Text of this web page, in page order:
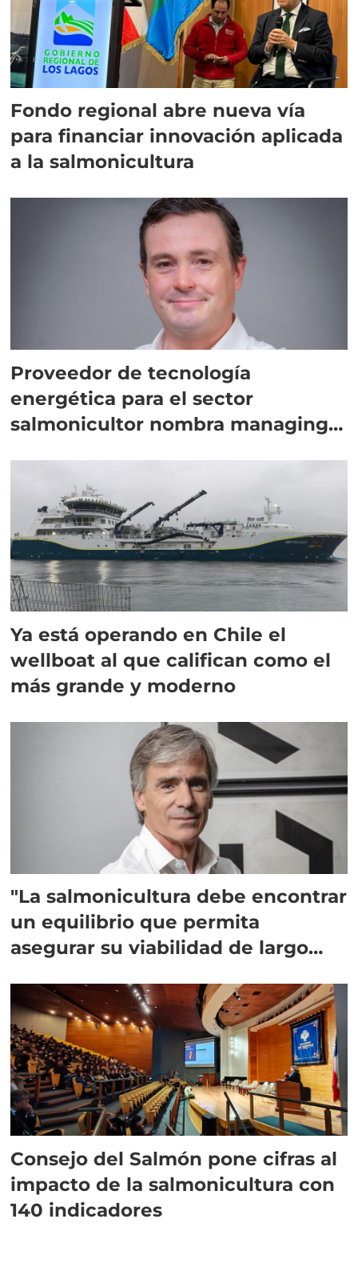
Fondo regional abre nueva vía
para financiar innovación aplicada
a la salmonicultura
Proveedor de tecnología
energética para el sector
salmonicultor nombra managing
Ya está operando en Chile el
wellboat al que califican como el
más grande y moderno
"La salmonicultura debe encontrar
un equilibrio que permita
asegurar su viabilidad de largo
Consejo del Salmón pone cifras al
impacto de la salmonicultura con
140 indicadores